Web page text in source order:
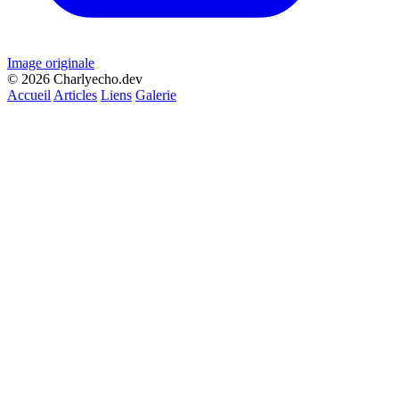
Image originale
© 2026 Charlyecho.dev
Accueil Articles Liens Galerie